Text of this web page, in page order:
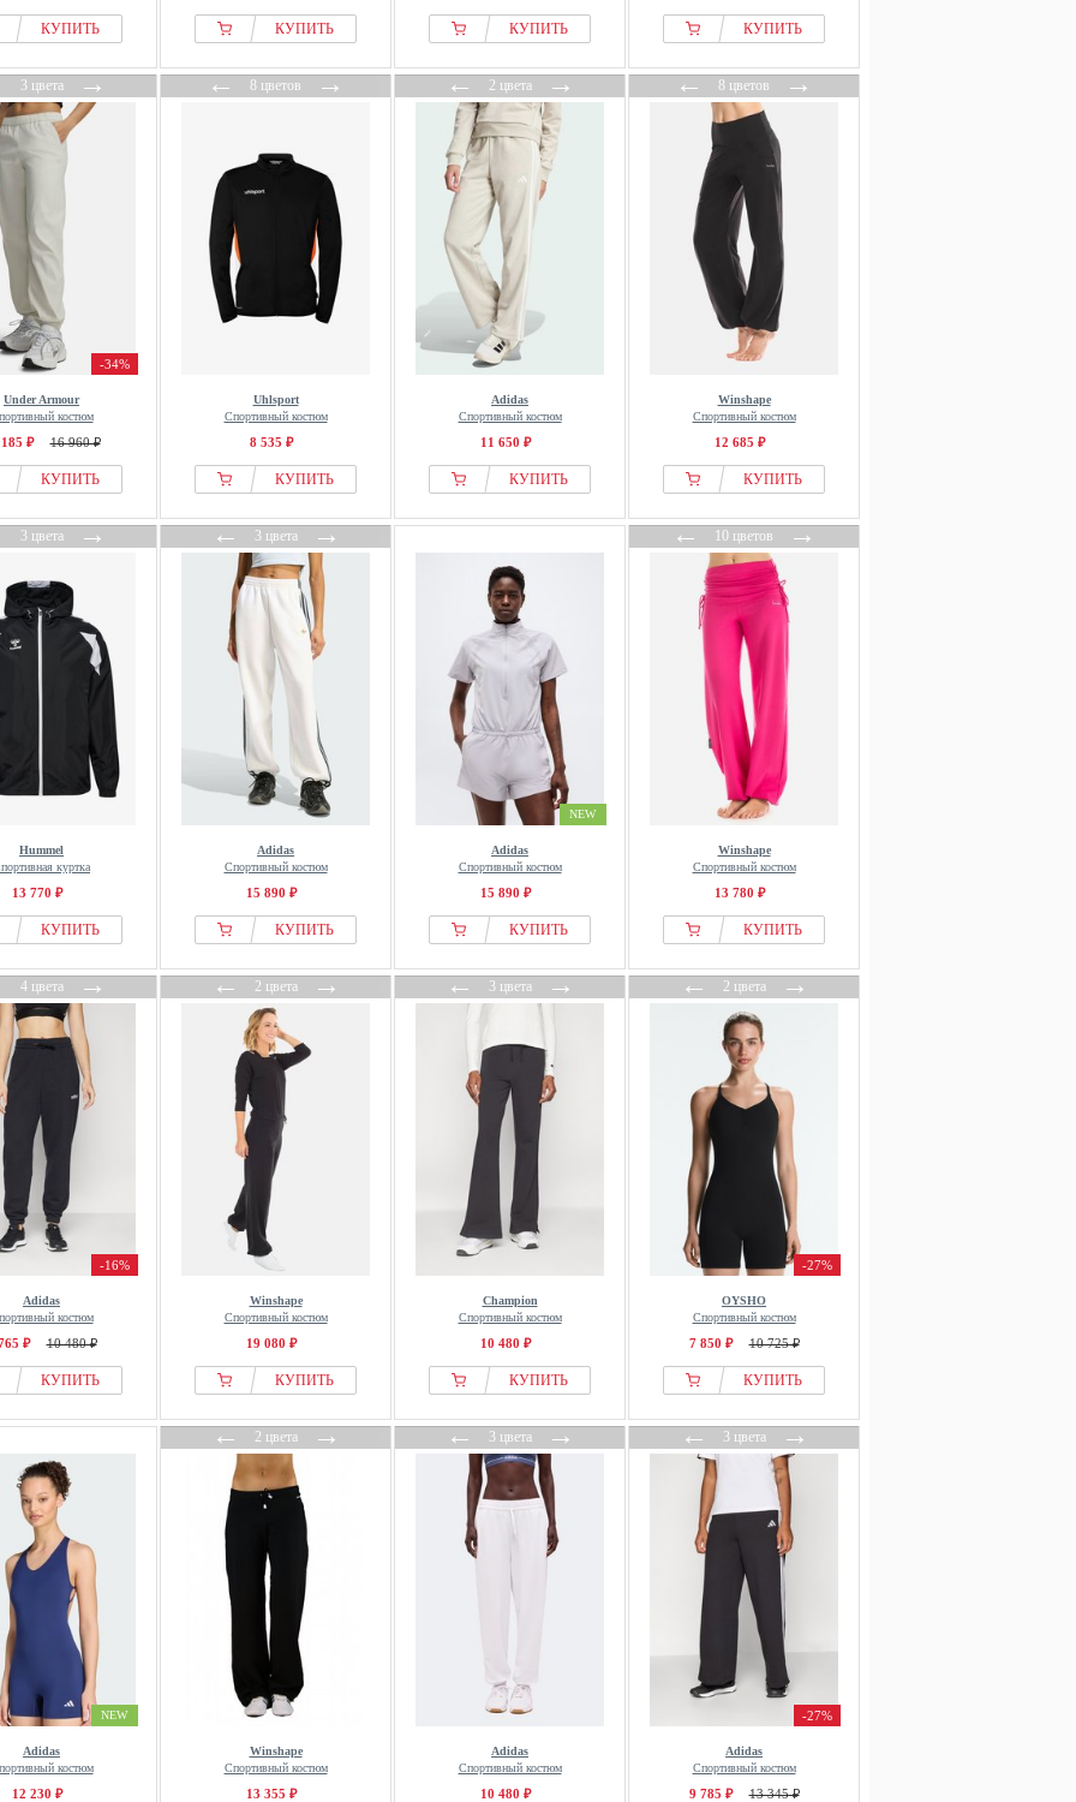
КУПИТЬ КУПИТЬ КУПИТЬ КУПИТЬ
3 цвета→
-34%
Under Armour
костюм
₽ 16 960 ₽
КУПИТЬ
←8 цветов→
Uhlsport
Спортивный костюм
8 535 ₽
КУПИТЬ
←2 цвета→
Adidas
Спортивный костюм
11 650 ₽
КУПИТЬ
←8 цветов→
Winshape
Спортивный костюм
12 685 ₽
КУПИТЬ
3 цвета→
Hummel
куртка
13 770 ₽
КУПИТЬ
←3 цвета→
Adidas
Спортивный костюм
15 890 ₽
КУПИТЬ
NEW
Adidas
Спортивный костюм
15 890 ₽
КУПИТЬ
←10 цветов→
Winshape
Спортивный костюм
13 780 ₽
КУПИТЬ
4 цвета→
-16%
Adidas
костюм
₽ 10 480 ₽
КУПИТЬ
←2 цвета→
Winshape
Спортивный костюм
19 080 ₽
КУПИТЬ
←3 цвета→
Champion
Спортивный костюм
10 480 ₽
КУПИТЬ
←2 цвета→
-27%
OYSHO
Спортивный костюм
7 850 ₽ 10 725 ₽
КУПИТЬ
NEW
Adidas
костюм
12 230 ₽
←2 цвета→
Winshape
Спортивный костюм
13 355 ₽
←3 цвета→
Adidas
Спортивный костюм
10 480 ₽
←3 цвета→
-27%
Adidas
Спортивный костюм
9 785 ₽ 13 345 ₽